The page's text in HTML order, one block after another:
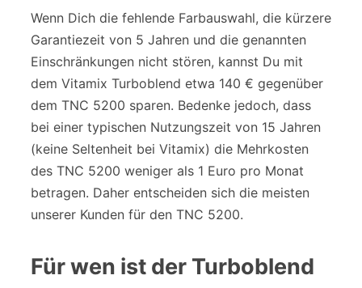
Wenn Dich die fehlende Farbauswahl, die kürzere
Garantiezeit von 5 Jahren und die genannten
Einschränkungen nicht stören, kannst Du mit
dem Vitamix Turboblend etwa 140 € gegenüber
dem TNC 5200 sparen. Bedenke jedoch, dass
bei einer typischen Nutzungszeit von 15 Jahren
(keine Seltenheit bei Vitamix) die Mehrkosten
des TNC 5200 weniger als 1 Euro pro Monat
betragen. Daher entscheiden sich die meisten
unserer Kunden für den TNC 5200.
Für wen ist der Turboblend